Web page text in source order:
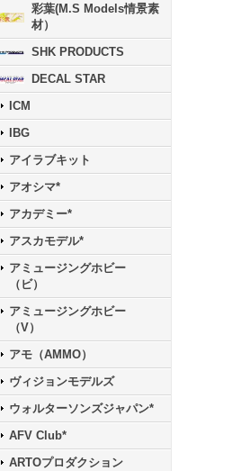
彩葉(M.S Models情景素
材）
SHK PRODUCTS
DECAL STAR
ICM
IBG
アイラブキット
アオシマ*
アカデミー*
アスカモデル*
アミュージングホビー
（ビ）
アミュージングホビー
（V）
アモ（AMMO）
ヴィジョンモデルズ
ウォルターソンズジャパン*
AFV Club*
ARTOプロダクション